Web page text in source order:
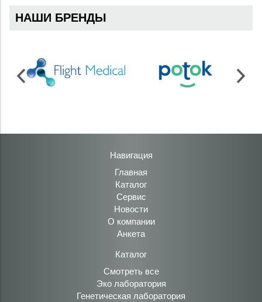
НАШИ БРЕНДЫ
Навигация
Главная
Каталог
Сервис
Новости
О компании
Анкета
Каталог
Смотреть все
Эко лаборатория
Генетическая лаборатория